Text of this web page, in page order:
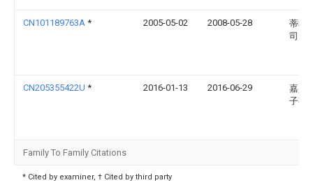
CN101189763A * 2005-05-02 2008-05-28
蒂科
司
CN205355422U * 2016-01-13 2016-06-29
嘉兴
子有
Family To Family Citations
* Cited by examiner, † Cited by third party